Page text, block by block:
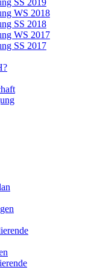
WS 2018
SS 2018
WS 2017
SS 2017